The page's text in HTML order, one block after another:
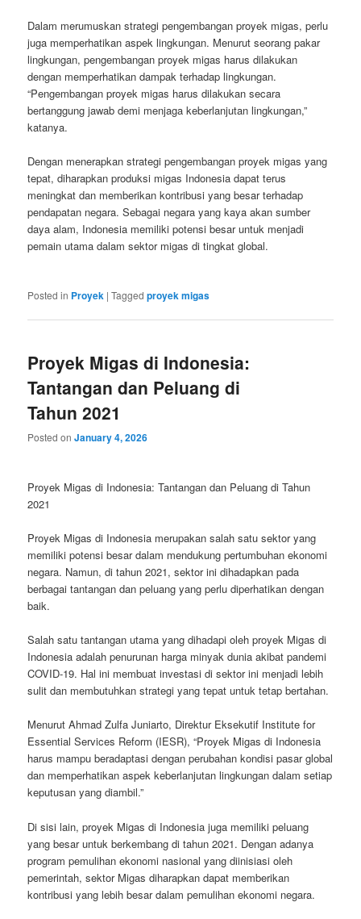
Dalam merumuskan strategi pengembangan proyek migas, perlu
juga memperhatikan aspek lingkungan. Menurut seorang pakar
lingkungan, pengembangan proyek migas harus dilakukan
dengan memperhatikan dampak terhadap lingkungan.
“Pengembangan proyek migas harus dilakukan secara
bertanggung jawab demi menjaga keberlanjutan lingkungan,”
katanya.
Dengan menerapkan strategi pengembangan proyek migas yang
tepat, diharapkan produksi migas Indonesia dapat terus
meningkat dan memberikan kontribusi yang besar terhadap
pendapatan negara. Sebagai negara yang kaya akan sumber
daya alam, Indonesia memiliki potensi besar untuk menjadi
pemain utama dalam sektor migas di tingkat global.
Posted in Proyek |Tagged proyek migas
Proyek Migas di Indonesia:
Tantangan dan Peluang di
Tahun 2021
Posted onJanuary 4, 2026
Proyek Migas di Indonesia: Tantangan dan Peluang di Tahun
2021
Proyek Migas di Indonesia merupakan salah satu sektor yang
memiliki potensi besar dalam mendukung pertumbuhan ekonomi
negara. Namun, di tahun 2021, sektor ini dihadapkan pada
berbagai tantangan dan peluang yang perlu diperhatikan dengan
baik.
Salah satu tantangan utama yang dihadapi oleh proyek Migas di
Indonesia adalah penurunan harga minyak dunia akibat pandemi
COVID-19. Hal ini membuat investasi di sektor ini menjadi lebih
sulit dan membutuhkan strategi yang tepat untuk tetap bertahan.
Menurut Ahmad Zulfa Juniarto, Direktur Eksekutif Institute for
Essential Services Reform (IESR), “Proyek Migas di Indonesia
harus mampu beradaptasi dengan perubahan kondisi pasar global
dan memperhatikan aspek keberlanjutan lingkungan dalam setiap
keputusan yang diambil.”
Di sisi lain, proyek Migas di Indonesia juga memiliki peluang
yang besar untuk berkembang di tahun 2021. Dengan adanya
program pemulihan ekonomi nasional yang diinisiasi oleh
pemerintah, sektor Migas diharapkan dapat memberikan
kontribusi yang lebih besar dalam pemulihan ekonomi negara.